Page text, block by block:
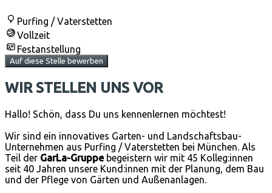
Purfing / Vaterstetten
Vollzeit
Festanstellung
Auf diese Stelle bewerben
WIR STELLEN UNS VOR
Hallo! Schön, dass Du uns kennenlernen möchtest!
Wir sind ein innovatives Garten- und Landschaftsbau-
Unternehmen aus Purfing / Vaterstetten bei München. Als
Teil der GarLa-Gruppebegeistern wir mit 45 Kolleg:innen
seit 40 Jahren unsere Kund:innen mit der Planung, dem Bau
und der Pflege von Gärten und Außenanlagen.